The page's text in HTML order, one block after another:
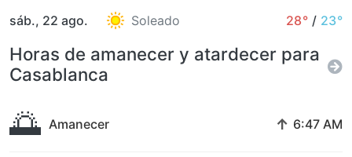
sáb., 22 ago. Soleado 28° / 23°
Horas de amanecer y atardecer para
Casablanca
🌅 Amanecer ↑ 6:47 AM